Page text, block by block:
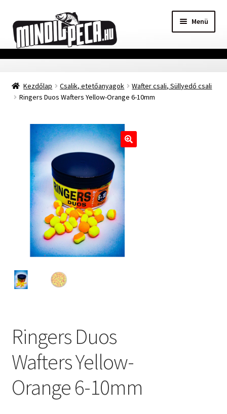
a
navigációhoz
a
tartalomba
Menü
Főoldal
Adatvédelmi nyilatkozat
Szállítási Információ
Kapcsolat
Márkák
Mohosz Versenynaptár 2025
Kezdőlap Csalik, etetőanyagok
Wafter csali, Süllyedő csali
Ringers Duos Wafters Yellow-Orange 6-10mm
Ringers Duos
Wafters Yellow-
Orange 6-10mm